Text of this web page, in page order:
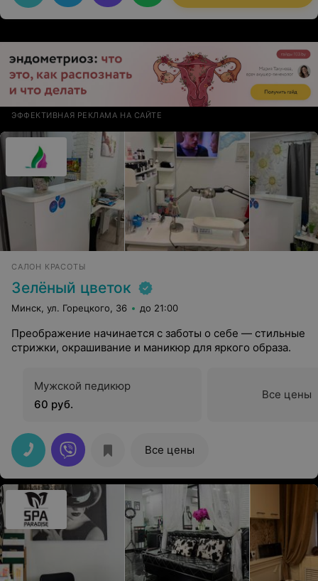
ЭФФЕКТИВНАЯ РЕКЛАМА НА САЙТЕ
САЛОН КРАСОТЫ
Зелёный цветок
Минск, ул. Горецкого, 36 до 21:00
Преображение начинается с заботы о себе — стильные
стрижки, окрашивание и маникюр для яркого образа.
Мужской педикюр
60 руб.
Все цены
Все цены